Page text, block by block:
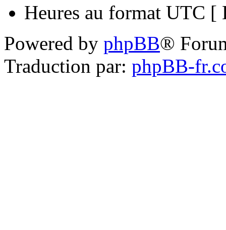
Heures au format UTC [
Powered by phpBB®
Traduction par: phpBB-